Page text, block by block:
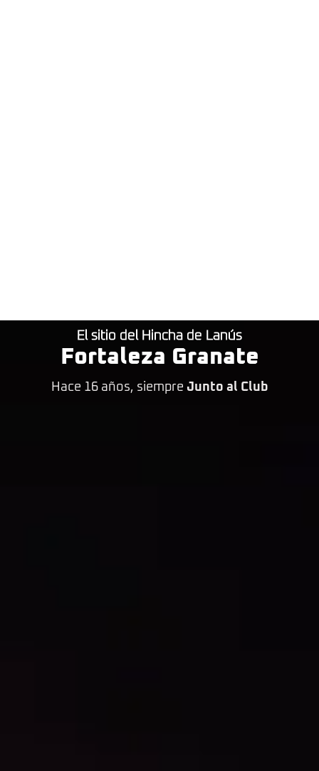
El sitio del Hincha de Lanús
Fortaleza Granate
Hace 16 años, siempre Junto al Club